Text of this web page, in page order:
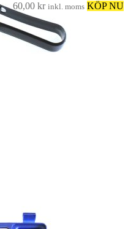
60,00kr inkl. moms KÖP NU